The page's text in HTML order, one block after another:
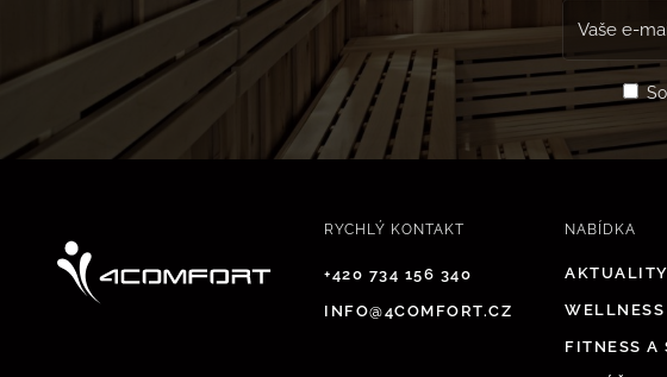
RYCHLÝ KONTAKT
+420 734 156 340
INFO@4COMFORT.CZ
NABÍDKA
AKTUALITY
WELLNESS
FITNESS A